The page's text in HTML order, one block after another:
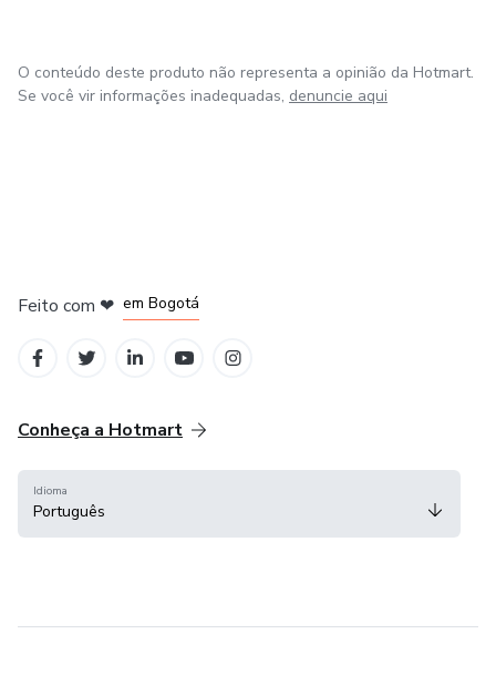
O conteúdo deste produto não representa a opinião da Hotmart.
Se você vir informações inadequadas, denuncie aqui
Feito com ❤ em Bogotá
Conheça a Hotmart
Idioma
Português